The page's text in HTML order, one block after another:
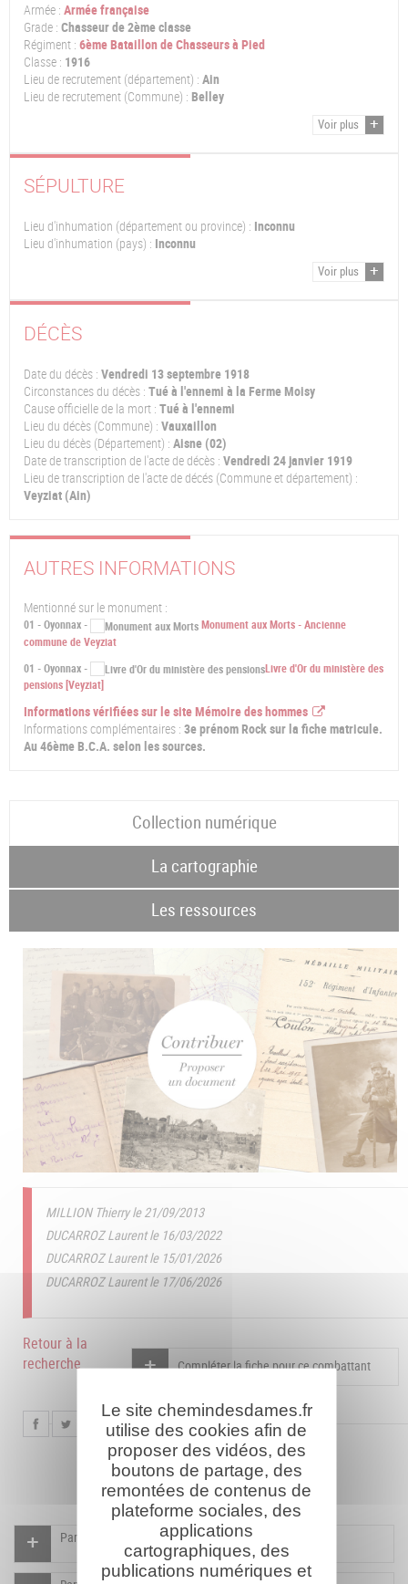
Armée : Armée française
Grade : Chasseur de 2ème classe
Régiment : 6ème Bataillon de Chasseurs à Pied
Classe : 1916
Lieu de recrutement (département) : Ain
Lieu de recrutement (Commune) : Belley
Voir plus
SÉPULTURE
Lieu d'inhumation (département ou province) : Inconnu
Lieu d'inhumation (pays) : Inconnu
Voir plus
DÉCÈS
Date du décès : Vendredi 13 septembre 1918
Circonstances du décès : Tué à l'ennemi à la Ferme Moisy
Cause officielle de la mort : Tué à l'ennemi
Lieu du décès (Commune) : Vauxaillon
Lieu du décès (Département) : Aisne (02)
Date de transcription de l'acte de décès : Vendredi 24 janvier 1919
Lieu de transcription de l'acte de décés (Commune et département) :
Veyziat (Ain)
AUTRES INFORMATIONS
Mentionné sur le monument :
01 - Oyonnax -
Monument aux Morts - Ancienne
commune de Veyziat
01 - Oyonnax -
Livre d'Or du ministère des
pensions [Veyziat]
Informations vérifiées sur le site Mémoire des hommes
Informations complémentaires : 3e prénom Rock sur la fiche matricule.
Au 46ème B.C.A. selon les sources.
Collection numérique
La cartographie
Les ressources
MILLION Thierry le 21/09/2013
DUCARROZ Laurent le 16/03/2022
DUCARROZ Laurent le 15/01/2026
DUCARROZ Laurent le 17/06/2026
Compléter la fiche pour ce combattant
Retour à la
recherche
Participer à l'indexation du Mémorial virtuel
Le site chemindesdames.fr
utilise des cookies afin de
proposer des vidéos, des
boutons de partage, des
remontées de contenus de
plateforme sociales, des
applications
cartographiques, des
publications numériques et